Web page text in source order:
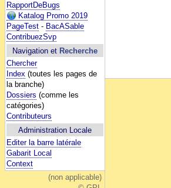
RapportDeBugs
Katalog Promo 2019
PageTest - BacASable
ContribuezSvp
Navigation et Recherche
Chercher
Index (toutes les pages de
la branche)
Dossiers (comme les
catégories)
Contributeurs
Administration Locale
Editer la barre latérale
Gabarit Local
Context
(non applicable)